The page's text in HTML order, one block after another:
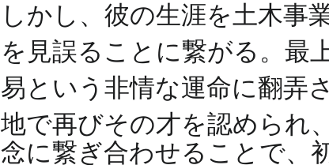
しかし、彼の生涯を土木事
を見誤ることに繋がる。最
易という非情な運命に翻弄
地で再びその才を認められ
念に繋ぎ合わせることで、